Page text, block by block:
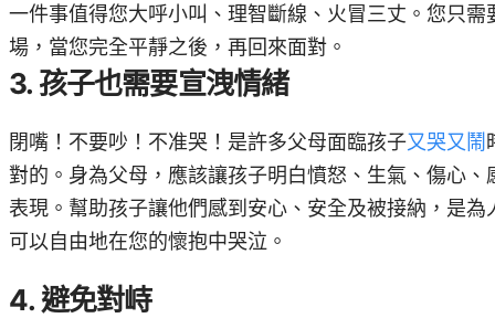
一件事值得您大呼小叫 、 理智斷線 、 火冒三丈。您只
場，當您完全平靜之後 ， 再回來面對。
3. 孩子也需要宣洩情緒
閉嘴！不要吵！不准哭！是許多父母面臨孩子又哭又鬧
對的。身為父母，應該讓孩子明白憤怒、生氣、傷心
表現。幫助孩子讓他們感到安心、安全及被接納，是
可以自由地在您的懷抱中哭泣。
4. 避免對峙